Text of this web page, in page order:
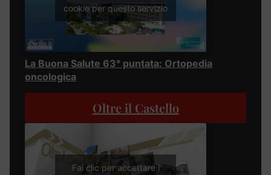
cookie per questo servizio
La Buona Salute 63° puntata: Ortopedia
oncologica
Oltre il Castello
Fai clic per accettare i